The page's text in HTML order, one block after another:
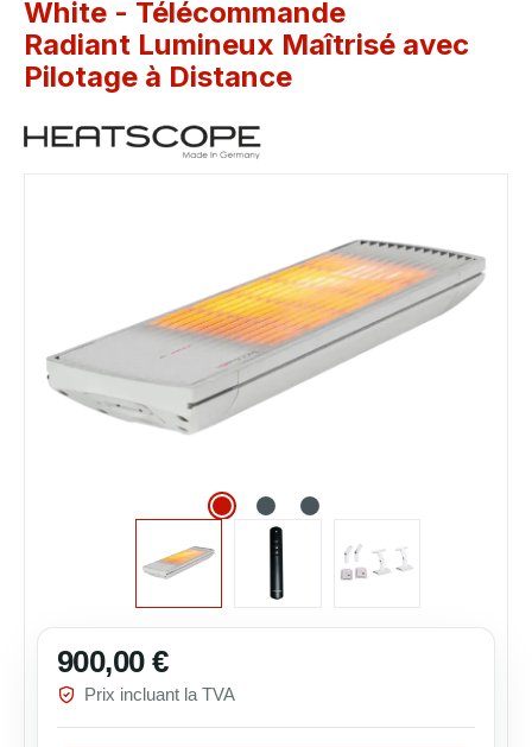
White - Télécommande
Radiant Lumineux Maîtrisé avec
Pilotage à Distance
Prix régulier :
900,00 €
Prix incluant la TVA